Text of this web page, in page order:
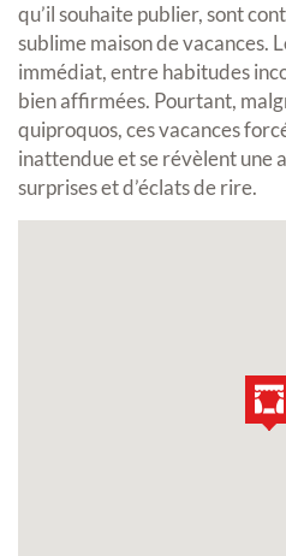
qu’il souhaite publier, sont
sublime maison de vacances.
immédiat, entre habitudes
bien affirmées. Pourtant,
quiproquos, ces vacances
inattendue et se révèlent une
surprises et d’éclats de rire.